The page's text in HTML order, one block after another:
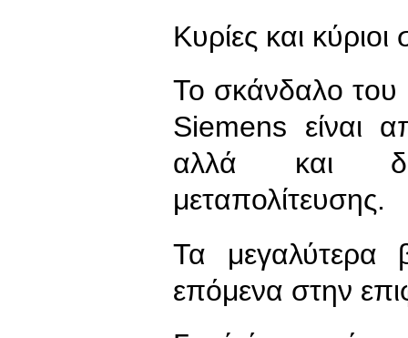
Κυρίες και
Το σκάνδαλο του
Siemens είναι
αλλά και
μεταπολίτευσης.
Τα μεγαλύτερα
επόμενα στην